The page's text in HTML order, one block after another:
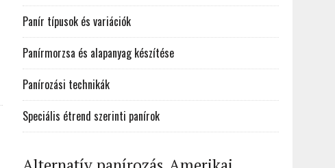
Panír típusok és variációk
Panírmorzsa és alapanyag készítése
Panírozási technikák
Speciális étrend szerinti panírok